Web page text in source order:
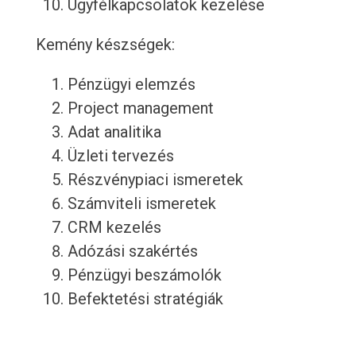
Ügyfélkapcsolatok kezelése
Kemény készségek:
Pénzügyi elemzés
Project management
Adat analitika
Üzleti tervezés
Részvénypiaci ismeretek
Számviteli ismeretek
CRM kezelés
Adózási szakértés
Pénzügyi beszámolók
Befektetési stratégiák